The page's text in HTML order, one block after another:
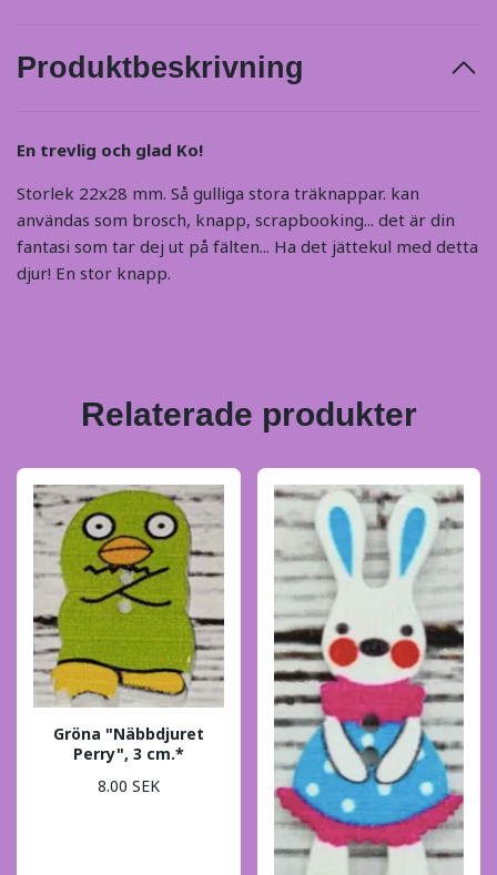
Produktbeskrivning
En trevlig och glad Ko!
Storlek 22x28 mm. Så gulliga stora träknappar. kan
användas som brosch, knapp, scrapbooking... det är din
fantasi som tar dej ut på fälten... Ha det jättekul med detta
djur! En stor knapp.
Relaterade produkter
Gröna "Näbbdjuret
Perry", 3 cm.*
8.00 SEK